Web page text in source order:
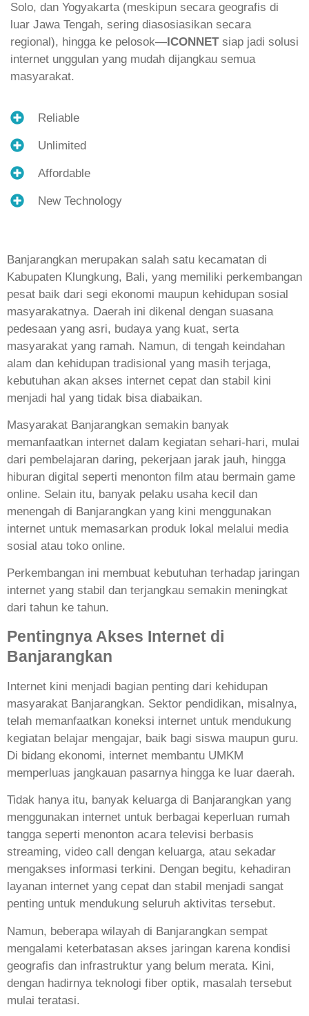
Solo, dan Yogyakarta (meskipun secara geografis di
luar Jawa Tengah, sering diasosiasikan secara
regional), hingga ke pelosok— ICONNETsiap jadi solusi
internet unggulan yang mudah dijangkau semua
masyarakat.
Reliable
Unlimited
Affordable
New Technology
Banjarangkan merupakan salah satu kecamatan di
Kabupaten Klungkung, Bali, yang memiliki perkembangan
pesat baik dari segi ekonomi maupun kehidupan sosial
masyarakatnya. Daerah ini dikenal dengan suasana
pedesaan yang asri, budaya yang kuat, serta
masyarakat yang ramah. Namun, di tengah keindahan
alam dan kehidupan tradisional yang masih terjaga,
kebutuhan akan akses internet cepat dan stabil kini
menjadi hal yang tidak bisa diabaikan.
Masyarakat Banjarangkan semakin banyak
memanfaatkan internet dalam kegiatan sehari-hari, mulai
dari pembelajaran daring, pekerjaan jarak jauh, hingga
hiburan digital seperti menonton film atau bermain game
online. Selain itu, banyak pelaku usaha kecil dan
menengah di Banjarangkan yang kini menggunakan
internet untuk memasarkan produk lokal melalui media
sosial atau toko online.
Perkembangan ini membuat kebutuhan terhadap jaringan
internet yang stabil dan terjangkau semakin meningkat
dari tahun ke tahun.
Pentingnya Akses Internet di
Banjarangkan
Internet kini menjadi bagian penting dari kehidupan
masyarakat Banjarangkan. Sektor pendidikan, misalnya,
telah memanfaatkan koneksi internet untuk mendukung
kegiatan belajar mengajar, baik bagi siswa maupun guru.
Di bidang ekonomi, internet membantu UMKM
memperluas jangkauan pasarnya hingga ke luar daerah.
Tidak hanya itu, banyak keluarga di Banjarangkan yang
menggunakan internet untuk berbagai keperluan rumah
tangga seperti menonton acara televisi berbasis
streaming, video call dengan keluarga, atau sekadar
mengakses informasi terkini. Dengan begitu, kehadiran
layanan internet yang cepat dan stabil menjadi sangat
penting untuk mendukung seluruh aktivitas tersebut.
Namun, beberapa wilayah di Banjarangkan sempat
mengalami keterbatasan akses jaringan karena kondisi
geografis dan infrastruktur yang belum merata. Kini,
dengan hadirnya teknologi fiber optik, masalah tersebut
mulai teratasi.